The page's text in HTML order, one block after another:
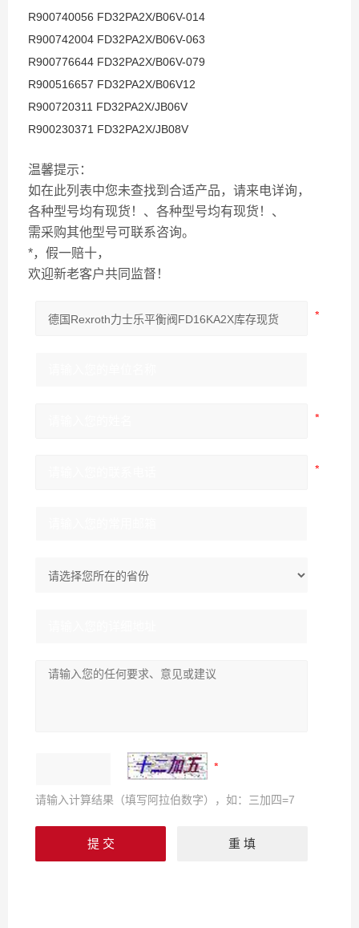
R900740056 FD32PA2X/B06V-014
R900742004 FD32PA2X/B06V-063
R900776644 FD32PA2X/B06V-079
R900516657 FD32PA2X/B06V12
R900720311 FD32PA2X/JB06V
R900230371 FD32PA2X/JB08V
温馨提示：
如在此列表中您未查找到合适产品，请来电详询，
各种型号均有现货！、各种型号均有现货！、
需采购其他型号可联系咨询。
*，假一赔十，
欢迎新老客户共同监督！
请输入计算结果（填写阿拉伯数字），如：三加四=7